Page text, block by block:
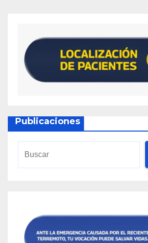
Publicaciones